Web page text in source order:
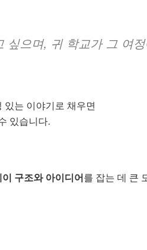
싶으며, 귀 학교가 그 여
는 이야기로 채우면
있습니다.
구조와 아이디어를 잡는 데 큰